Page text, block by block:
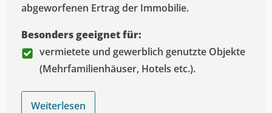
abgeworfenen Ertrag der Immobilie.
Besonders geeignet für:
vermietete und gewerblich genutzte Objekte
(Mehrfamilienhäuser, Hotels etc.).
Weiterlesen